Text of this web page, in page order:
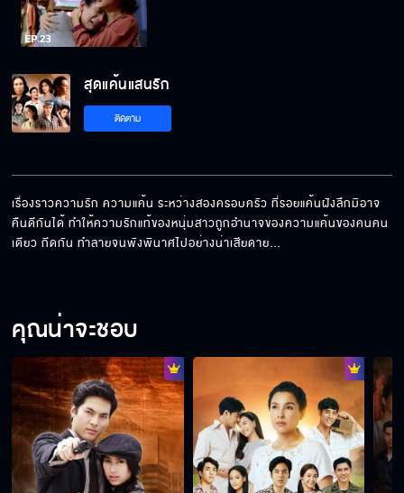
สุดแค้นแสนรัก
ติดตาม
เรื่องราวความรัก ความแค้น ระหว่างสองครอบครัว ที่รอยแค้นฝังลึกมิอาจ
คืนดีกันได้ ทำให้ความรักแท้ของหนุ่มสาวถูกอำนาจของความแค้นของคนคน
เดียว กีดกัน ทำลายจนพังพินาศไปอย่างน่าเสียดาย…
คุณน่าจะชอบ